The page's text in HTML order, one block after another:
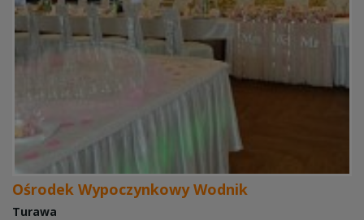
Ośrodek Wypoczynkowy Wodnik
Turawa